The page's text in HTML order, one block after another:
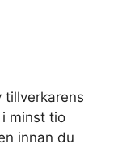
tillverkarens
minst tio
innan du